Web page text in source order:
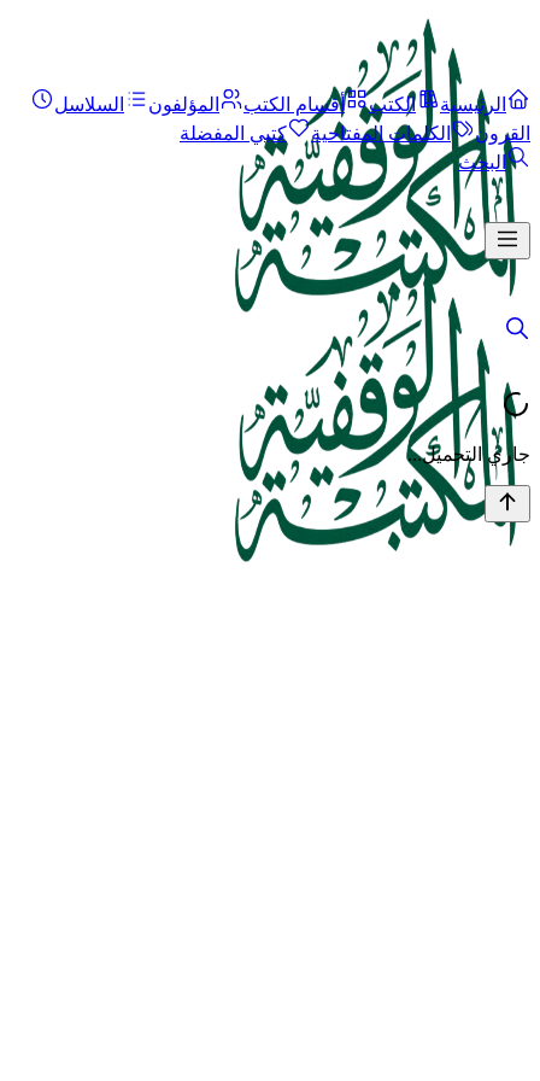
الرئيسية الكتب أقسام الكتب المؤلفون
السلاسل
القرون
الكلمات المفتاحية
كتبي المفضلة
البحث
جاري التحميل...